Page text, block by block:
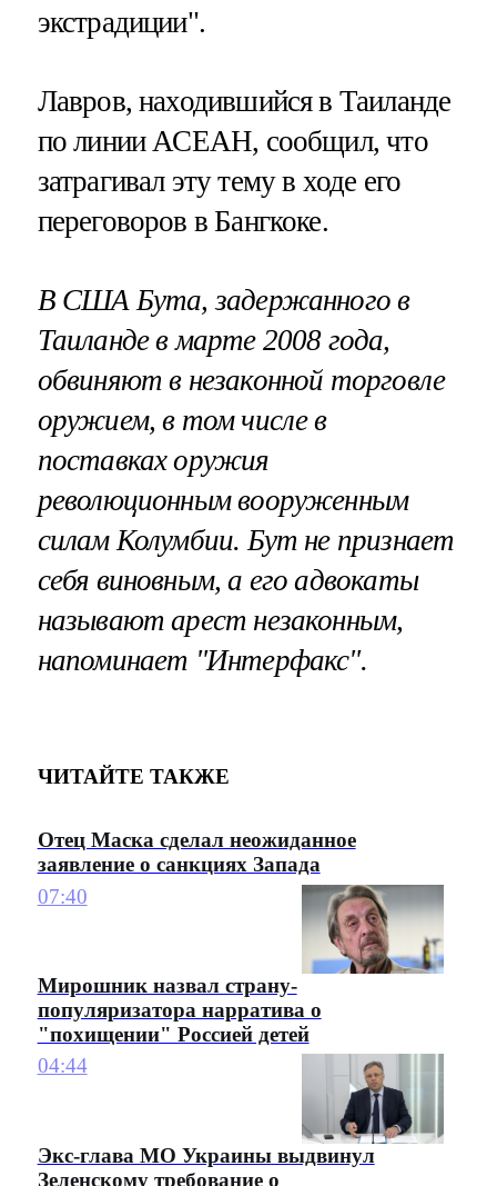
экстрадиции".
Лавров, находившийся в Таиланде
по линии АСЕАН, сообщил, что
затрагивал эту тему в ходе его
переговоров в Бангкоке.
В США Бута, задержанного в
Таиланде в марте 2008 года,
обвиняют в незаконной торговле
оружием, в том числе в
поставках оружия
революционным вооруженным
силам Колумбии. Бут не признает
себя виновным, а его адвокаты
называют арест незаконным,
напоминает "Интерфакс".
ЧИТАЙТЕ ТАКЖЕ
Отец Маска сделал неожиданное
заявление о санкциях Запада
07:40
Мирошник назвал страну-
популяризатора нарратива о
"похищении" Россией детей
04:44
Экс-глава МО Украины выдвинул
Зеленскому требование о